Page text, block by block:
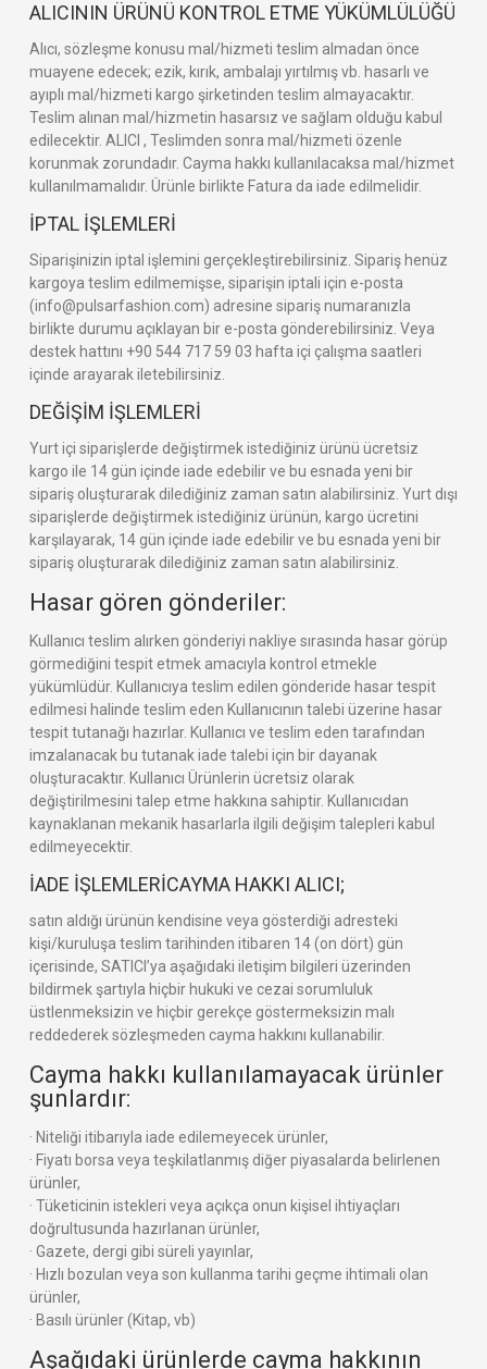
ALICININ ÜRÜNÜ KONTROL ETME YÜKÜMLÜLÜĞÜ
Alıcı, sözleşme konusu mal/hizmeti teslim almadan önce
muayene edecek; ezik, kırık, ambalajı yırtılmış vb. hasarlı ve
ayıplı mal/hizmeti kargo şirketinden teslim almayacaktır.
Teslim alınan mal/hizmetin hasarsız ve sağlam olduğu kabul
edilecektir. ALICI , Teslimden sonra mal/hizmeti özenle
korunmak zorundadır. Cayma hakkı kullanılacaksa mal/hizmet
kullanılmamalıdır. Ürünle birlikte Fatura da iade edilmelidir.
İPTAL İŞLEMLERİ
Siparişinizin iptal işlemini gerçekleştirebilirsiniz. Sipariş henüz
kargoya teslim edilmemişse, siparişin iptali için e-posta
(info@pulsarfashion.com) adresine sipariş numaranızla
birlikte durumu açıklayan bir e-posta gönderebilirsiniz. Veya
destek hattını +90 544 717 59 03 hafta içi çalışma saatleri
içinde arayarak iletebilirsiniz.
DEĞİŞİM İŞLEMLERİ
Yurt içi siparişlerde değiştirmek istediğiniz ürünü ücretsiz
kargo ile 14 gün içinde iade edebilir ve bu esnada yeni bir
sipariş oluşturarak dilediğiniz zaman satın alabilirsiniz. Yurt dışı
siparişlerde değiştirmek istediğiniz ürünün, kargo ücretini
karşılayarak, 14 gün içinde iade edebilir ve bu esnada yeni bir
sipariş oluşturarak dilediğiniz zaman satın alabilirsiniz.
Hasar gören gönderiler:
Kullanıcı teslim alırken gönderiyi nakliye sırasında hasar görüp
görmediğini tespit etmek amacıyla kontrol etmekle
yükümlüdür. Kullanıcıya teslim edilen gönderide hasar tespit
edilmesi halinde teslim eden Kullanıcının talebi üzerine hasar
tespit tutanağı hazırlar. Kullanıcı ve teslim eden tarafından
imzalanacak bu tutanak iade talebi için bir dayanak
oluşturacaktır. Kullanıcı Ürünlerin ücretsiz olarak
değiştirilmesini talep etme hakkına sahiptir. Kullanıcıdan
kaynaklanan mekanik hasarlarla ilgili değişim talepleri kabul
edilmeyecektir.
İADE İŞLEMLERİCAYMA HAKKI ALICI;
satın aldığı ürünün kendisine veya gösterdiği adresteki
kişi/kuruluşa teslim tarihinden itibaren 14 (on dört) gün
içerisinde, SATICI’ya aşağıdaki iletişim bilgileri üzerinden
bildirmek şartıyla hiçbir hukuki ve cezai sorumluluk
üstlenmeksizin ve hiçbir gerekçe göstermeksizin malı
reddederek sözleşmeden cayma hakkını kullanabilir.
Cayma hakkı kullanılamayacak ürünler
şunlardır:
· Niteliği itibarıyla iade edilemeyecek ürünler,
· Fiyatı borsa veya teşkilatlanmış diğer piyasalarda belirlenen
ürünler,
· Tüketicinin istekleri veya açıkça onun kişisel ihtiyaçları
doğrultusunda hazırlanan ürünler,
· Gazete, dergi gibi süreli yayınlar,
· Hızlı bozulan veya son kullanma tarihi geçme ihtimali olan
ürünler,
· Basılı ürünler (Kitap, vb)
Aşağıdaki ürünlerde cayma hakkının